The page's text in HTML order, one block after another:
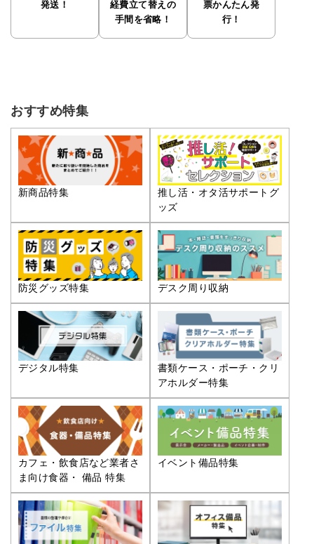
発送！
経費立て替えの
手間を省略！
票かんたん発
行！
おすすめ特集
新商品特集
推し活・オタ活サポートグ
ッズ
防災グッズ特集 デスク周り収納
デジタル特集
書類ケース・ポーチ・クリ
アホルダー特集
カフェ・飲食店など業者さ
ま向け食器・ 備品 特集
イベント備品特集